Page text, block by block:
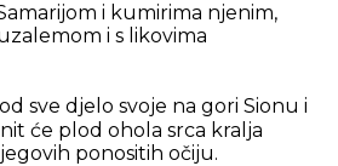
i kumirima njenim,
i s likovima
sve djelo svoje na gori Sionu i
će plod ohola srca kralja
ponositih očiju.